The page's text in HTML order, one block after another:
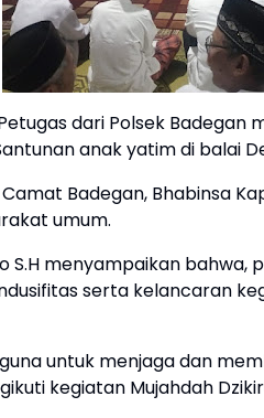
dari Polsek
anak yatim di balai
Badegan, Bhabinsa
umum.
S.H menyampaikan
serta kelancaran
untuk menjaga dan
kegiatan Mujahdah